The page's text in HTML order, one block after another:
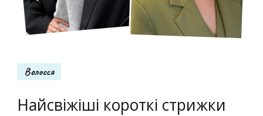
Волосся
Найсвіжіші короткі стрижки